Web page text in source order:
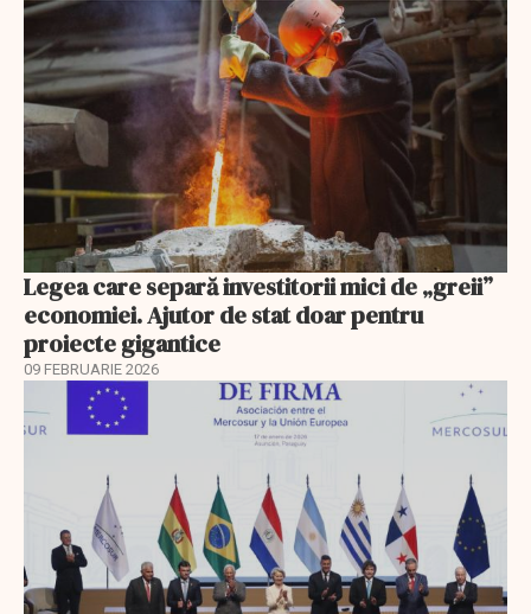
Legea care separă investitorii mici de „greii”
economiei. Ajutor de stat doar pentru
proiecte gigantice
09 FEBRUARIE 2026